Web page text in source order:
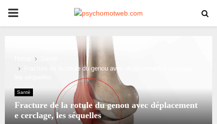
PRIMARY
Fracture de la rotule du genou avec déplacement e cerclage,
Santé
Fracture de la rotule du genou avec déplacement
e cerclage, les séquelles